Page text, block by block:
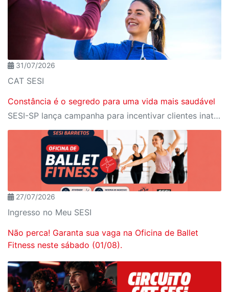
31/07/2026
CAT SESI
Constância é o segredo para uma vida mais saudável
SESI-SP lança campanha para incentivar clientes inativos a retomarem a prática de atividades físicas, esporte e lazer com benefícios exclusivos
27/07/2026
Ingresso no Meu SESI
Não perca! Garanta sua vaga na Oficina de Ballet
Fitness neste sábado (01/08).